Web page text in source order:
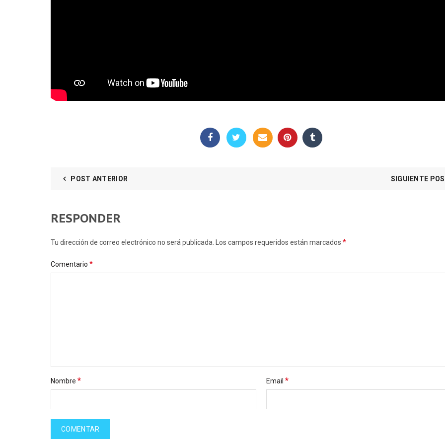
POST ANTERIOR SIGUIENTE
RESPONDER
Tu dirección de correo electrónico no será publicada. Los campos requeridos están marcados *
Comentario *
Nombre * Email *